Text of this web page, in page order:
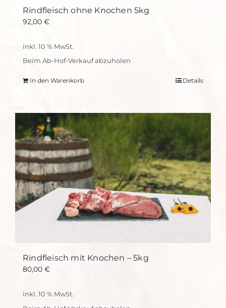
Rindfleisch ohne Knochen 5kg
92,00 €
inkl. 10 % MwSt.
Beim Ab-Hof-Verkauf abzuholen
In den Warenkorb Details
Rindfleisch mit Knochen – 5kg
80,00 €
inkl. 10 % MwSt.